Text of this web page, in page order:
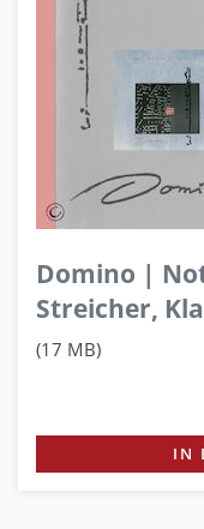
Domino |
Streicher,
(17 MB)
IN